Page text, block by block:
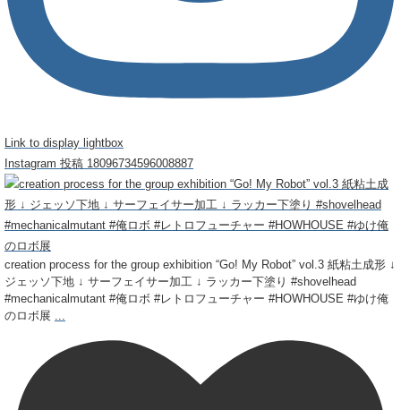
Link to display lightbox
Instagram 投稿 18096734596008887
creation process for the group exhibition “Go! My Robot” vol.3 紙粘土成形 ↓
ジェッソ下地 ↓ サーフェイサー加工 ↓ ラッカー下塗り #shovelhead
#mechanicalmutant #俺ロボ #レトロフューチャー #HOWHOUSE #ゆけ俺
のロボ展 ...